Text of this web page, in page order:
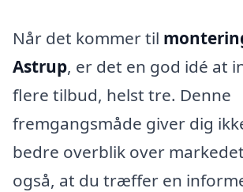
Når det kommer til
Astrup, er det en god idé at
flere tilbud, helst tre. Denne
fremgangsmåde giver dig
bedre overblik over
også, at du træffer en